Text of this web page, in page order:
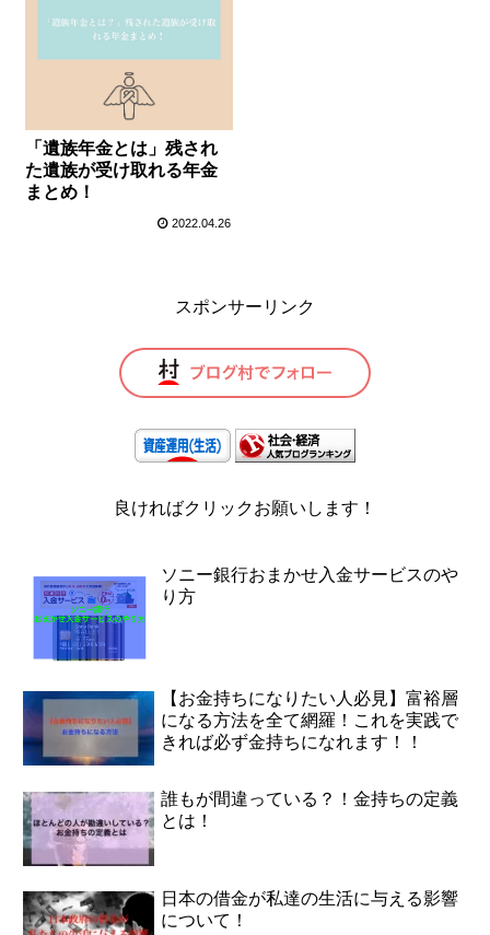
「遺族年金とは」残され
た遺族が受け取れる年金
まとめ！
2022.04.26
スポンサーリンク
良ければクリックお願いします！
ソニー銀行おまかせ入金サービスのや
り方
【お金持ちになりたい人必見】富裕層
になる方法を全て網羅！これを実践で
きれば必ず金持ちになれます！！
誰もが間違っている？！金持ちの定義
とは！
日本の借金が私達の生活に与える影響
について！